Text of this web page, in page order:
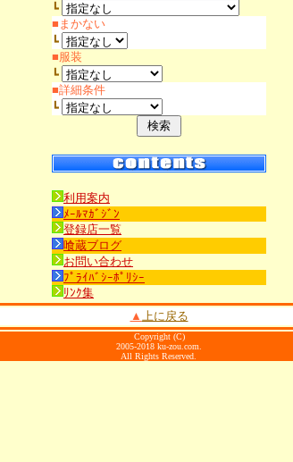
┗
■まかない
┗
■服装
┗
■詳細条件
┗
利用案内
ﾒｰﾙﾏｶﾞｼﾞﾝ
登録店一覧
喰蔵ブログ
お問い合わせ
ﾌﾟﾗｲﾊﾞｼｰﾎﾟﾘｼｰ
ﾘﾝｸ集
▲ 上に戻る
Copyright (C)
2005-2018 ku-zou.com.
All Rights Reserved.